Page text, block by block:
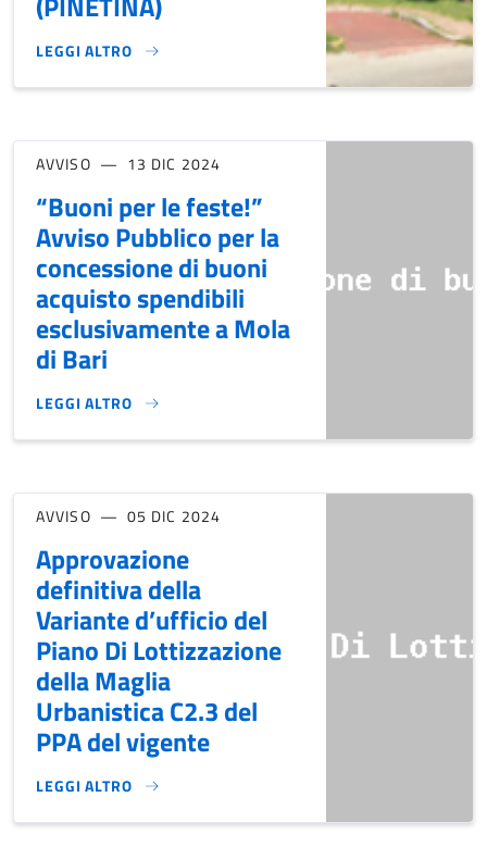
LEGGI ALTRO
MANIFESTAZIONE DI INTERESSE PER ALL'AFFIDAMENTO
AVVISO 13 DIC 2024
“Buoni per le feste!”
Avviso Pubblico per la
concessione di buoni
acquisto spendibili
esclusivamente a Mola
di Bari
LEGGI ALTRO
“BUONI PER LE FESTE!” AVVISO PUBBLICO PER LA
AVVISO 05 DIC 2024
Approvazione
definitiva della
Variante d’ufficio del
Piano Di Lottizzazione
della Maglia
Urbanistica C2.3 del
PPA del vigente
LEGGI ALTRO
APPROVAZIONE DEFINITIVA DELLA VARIANTE D’UFFICIO